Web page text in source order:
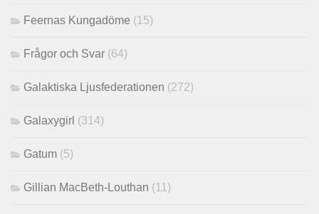
Feernas Kungadöme (15)
Frågor och Svar (64)
Galaktiska Ljusfederationen (272)
Galaxygirl (314)
Gatum (5)
Gillian MacBeth-Louthan (11)